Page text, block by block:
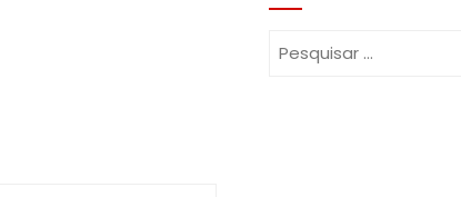
Pesquisar